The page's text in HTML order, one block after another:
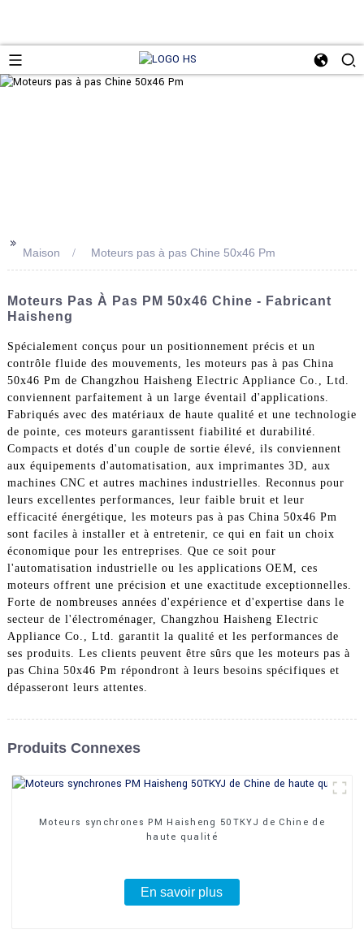
>>
Maison Moteurs pas à pas Chine 50x46 Pm
Moteurs Pas À Pas PM 50x46 Chine - Fabricant
Haisheng
Spécialement conçus pour un positionnement précis et un
contrôle fluide des mouvements, les moteurs pas à pas China
50x46 Pm de Changzhou Haisheng Electric Appliance Co., Ltd.
conviennent parfaitement à un large éventail d'applications.
Fabriqués avec des matériaux de haute qualité et une technologie
de pointe, ces moteurs garantissent fiabilité et durabilité.
Compacts et dotés d'un couple de sortie élevé, ils conviennent
aux équipements d'automatisation, aux imprimantes 3D, aux
machines CNC et autres machines industrielles. Reconnus pour
leurs excellentes performances, leur faible bruit et leur
efficacité énergétique, les moteurs pas à pas China 50x46 Pm
sont faciles à installer et à entretenir, ce qui en fait un choix
économique pour les entreprises. Que ce soit pour
l'automatisation industrielle ou les applications OEM, ces
moteurs offrent une précision et une exactitude exceptionnelles.
Forte de nombreuses années d'expérience et d'expertise dans le
secteur de l'électroménager, Changzhou Haisheng Electric
Appliance Co., Ltd. garantit la qualité et les performances de
ses produits. Les clients peuvent être sûrs que les moteurs pas à
pas China 50x46 Pm répondront à leurs besoins spécifiques et
dépasseront leurs attentes.
Produits Connexes
Moteurs synchrones PM Haisheng 50TKYJ de Chine de
haute qualité
En savoir plus